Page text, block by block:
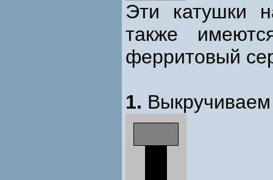
Эти катушки
также
ферритовый
1. Выкручиваем